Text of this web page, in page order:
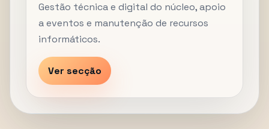
Gestão técnica e digital do núcleo, apoio
a eventos e manutenção de recursos
informáticos.
Ver secção